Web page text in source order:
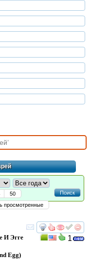
Поиск
50
просмотренные
смотреть
1
И Эгге
Egg)